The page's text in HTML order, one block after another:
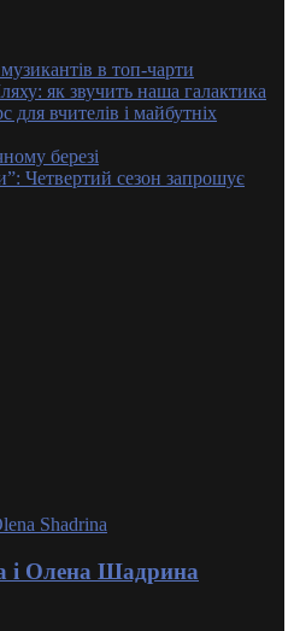
в топ-чарти
як звучить наша галактика
для вчителів і майбутніх
березі
Четвертий сезон запрошує
і Олена Шадрина